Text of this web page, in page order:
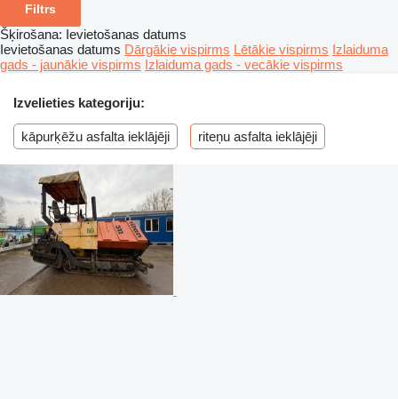
Filtrs
Šķirošana: Ievietošanas datums
Ievietošanas datums Dārgākie vispirms Lētākie vispirms Izlaiduma
gads - jaunākie vispirms Izlaiduma gads - vecākie vispirms
Izvelieties kategoriju:
kāpurķēžu asfalta ieklājēji riteņu asfalta ieklājēji